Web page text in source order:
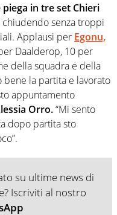
piega in tre set Chieri
senza troppi
Applausi per Egonu,
Daalderop, 10 per
della squadra e della
la partita e lavorato
appuntamento
Orro.“Mi sento
dopo partita sto
su ultime news di
Iscriviti al nostro